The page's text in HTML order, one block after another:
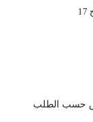
حسب الطلب